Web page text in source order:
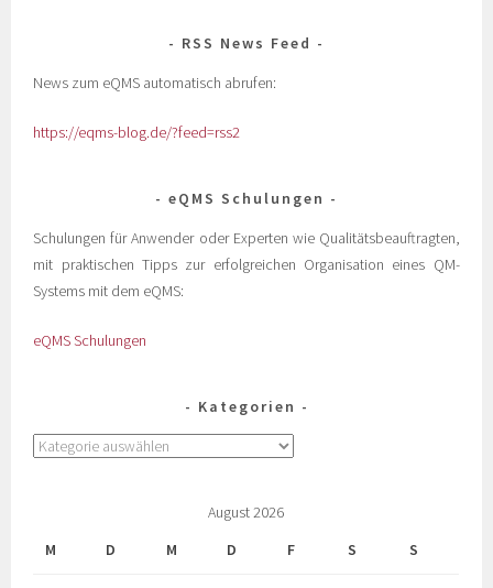
RSS News Feed
News zum eQMS automatisch abrufen:
https://eqms-blog.de/?feed=rss2
eQMS Schulungen
Schulungen für Anwender oder Experten wie Qualitätsbeauftragten,
mit praktischen Tipps zur erfolgreichen Organisation eines QM-
Systems mit dem eQMS:
eQMS Schulungen
Kategorien
August 2026
M
D M D F S S